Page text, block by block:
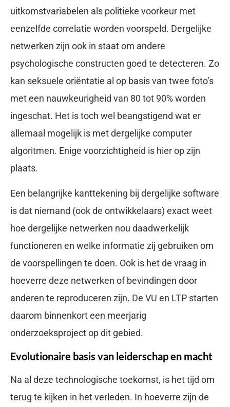
uitkomstvariabelen als politieke voorkeur met
eenzelfde correlatie worden voorspeld. Dergelijke
netwerken zijn ook in staat om andere
psychologische constructen goed te detecteren. Zo
kan seksuele oriëntatie al op basis van twee foto’s
met een nauwkeurigheid van 80 tot 90% worden
ingeschat. Het is toch wel beangstigend wat er
allemaal mogelijk is met dergelijke computer
algoritmen. Enige voorzichtigheid is hier op zijn
plaats.
Een belangrijke kanttekening bij dergelijke software
is dat niemand (ook de ontwikkelaars) exact weet
hoe dergelijke netwerken nou daadwerkelijk
functioneren en welke informatie zij gebruiken om
de voorspellingen te doen. Ook is het de vraag in
hoeverre deze netwerken of bevindingen door
anderen te reproduceren zijn. De VU en LTP starten
daarom binnenkort een meerjarig
onderzoeksproject op dit gebied.
Evolutionaire basis van leiderschap en macht
Na al deze technologische toekomst, is het tijd om
terug te kijken in het verleden. In hoeverre zijn de